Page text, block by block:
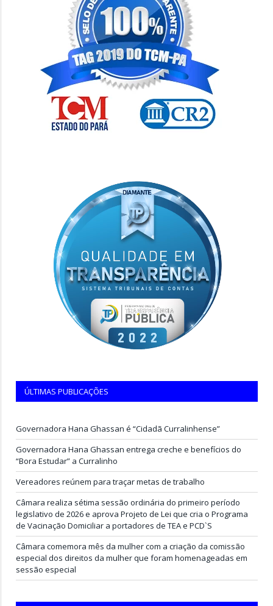
ÚLTIMAS PUBLICAÇÕES
Governadora Hana Ghassan é “Cidadã Curralinhense”
Governadora Hana Ghassan entrega creche e benefícios do
“Bora Estudar” a Curralinho
Vereadores reúnem para traçar metas de trabalho
Câmara realiza sétima sessão ordinária do primeiro período
legislativo de 2026 e aprova Projeto de Lei que cria o Programa
de Vacinação Domiciliar a portadores de TEA e PCD`S
Câmara comemora mês da mulher com a criação da comissão
especial dos direitos da mulher que foram homenageadas em
sessão especial